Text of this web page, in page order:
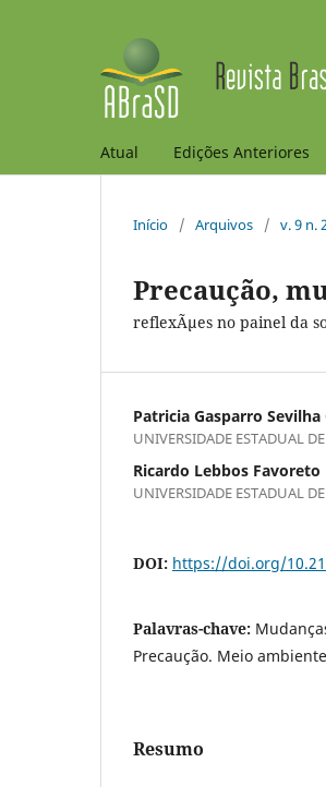
Atual Edições Anteriores
Início / Arquivos / v. 9 n.
Precaução,
reflexÃµes no painel da
Patricia Gasparro Sevilha
UNIVERSIDADE ESTADUAL
Ricardo Lebbos Favoreto
UNIVERSIDADE ESTADUAL
DOI: https://doi.org/
Palavras-chave:
Precaução. Meio
Resumo